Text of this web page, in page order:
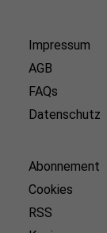
Impressum
AGB
FAQs
Datenschutz
Abonnement
Cookies
RSS